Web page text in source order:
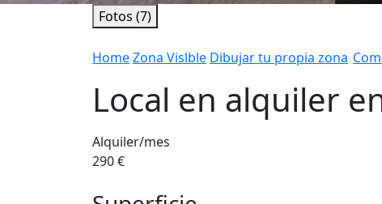
Fotos (7)
HomeZona Vislble Dibujar tu propia zona
Local en alquiler
Alquiler/mes
290 €